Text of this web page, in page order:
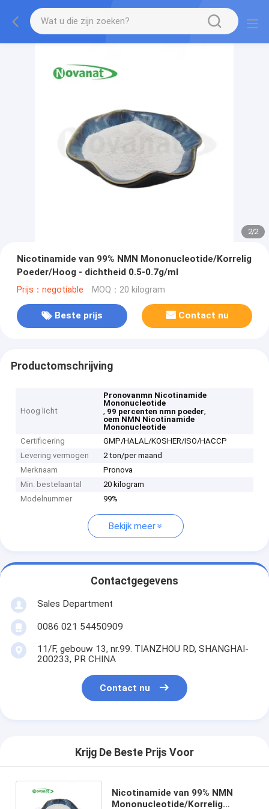
2/2
Nicotinamide van 99% NMN Mononucleotide/Korrelig
Poeder/Hoog - dichtheid 0.5-0.7g/ml
Prijs：negotiable MOQ：20 kilogram
Beste prijs Contact nu
Productomschrijving
Hoog licht
Pronovanmn Nicotinamide
Mononucleotide
, 99 percenten nmn poeder,
oem NMN Nicotinamide
Mononucleotide
Certificering
GMP/HALAL/KOSHER/ISO/HACCP
Levering vermogen
2 ton/per maand
Merknaam
Pronova
Min. bestelaantal
20 kilogram
Modelnummer
99%
Bekijk meer
Contactgegevens
Sales Department
0086 021 54450909
11/F, gebouw 13, nr.99. TIANZHOU RD, SHANGHAI-
200233, PR CHINA
Contact nu
Krijg De Beste Prijs Voor
Nicotinamide van 99% NMN
Mononucleotide/Korrelig